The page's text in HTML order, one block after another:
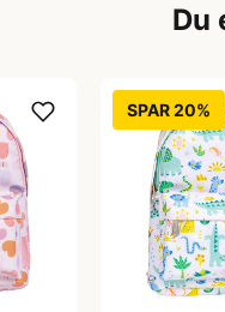
Du
SPAR 20%